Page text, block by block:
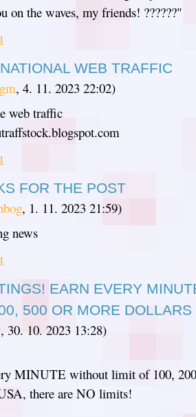
on the waves, my friends! ??????"
WEB TRAFFIC
, 4. 11. 2023 22:02)
web traffic
FOR THE POST
, 1. 11. 2023 21:59)
news
EARN EVERY
500 OR MORE DOLLARS
, 30. 10. 2023 13:28)
MINUTE without limit of 100,
there are NO limits!